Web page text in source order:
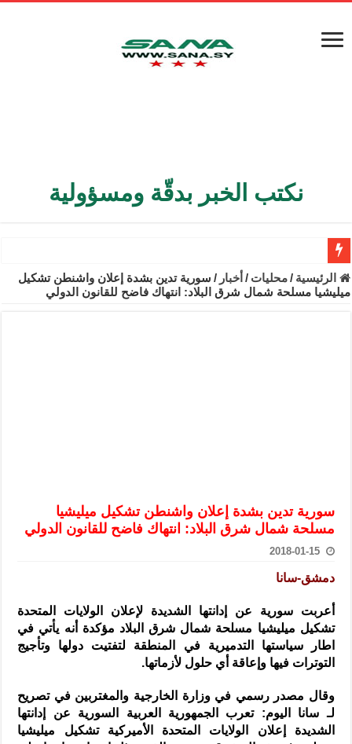
نكتب الخبر بدقّة ومسؤولية
الأمن الداخلي يعثر على مقبرة جماعية في ريف اللاذقية تضم 9 جثامين
الوزير الشيباني يبحث في باريس تعزيز الاستقرار في سوريا
سوريا تبحث مع الإيسيسكو التعاون في البحث العلمي وحماية التراث
الرئيسية /محليات / أخبار / سورية تدين بشدة إعلان واشنطن تشكيل
ميليشيا مسلحة شمال شرق البلاد: انتهاك فاضح للقانون الدولي
سورية تدين بشدة إعلان واشنطن تشكيل ميليشيا
مسلحة شمال شرق البلاد: انتهاك فاضح للقانون الدولي
2018-01-15
دمشق-سانا
أعربت سورية عن إدانتها الشديدة لإعلان الولايات المتحدة
تشكيل ميليشيا مسلحة شمال شرق البلاد مؤكدة أنه يأتي في
اطار سياستها التدميرية في المنطقة لتفتيت دولها وتأجيج
التوترات فيها وإعاقة أي حلول لأزماتها.
وقال مصدر رسمي في وزارة الخارجية والمغتربين في تصريح
لـ سانا اليوم: تعرب الجمهورية العربية السورية عن إدانتها
الشديدة إعلان الولايات المتحدة الأميركية تشكيل ميليشيا